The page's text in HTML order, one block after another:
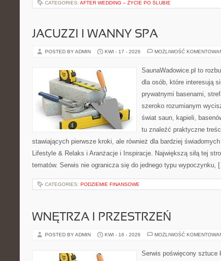
CATEGORIES: AFTER WEDDING – ŻYCIE PO ŚLUBIE
JACUZZI I WANNY SPA
POSTED BY ADMIN KWI - 17 - 2026 MOŻLIWOŚĆ
SaunaWadowice.pl to
dla osób, które interesują
prywatnymi basenami,
szeroko rozumianym
świat saun, kąpieli,
tu znaleźć praktyczne
stawiających pierwsze kroki, ale również dla bardziej
Lifestyle & Relaks i Aranżacje i Inspiracje. Największą siłą tej
tematów. Serwis nie ogranicza się do jednego typu wypoczynku,
CATEGORIES: PODZIEMIE FINANSOWE
WNĘTRZA I PRZESTRZEŃ
POSTED BY ADMIN KWI - 16 - 2026 MOŻLIWOŚĆ
Serwis poświęcony sztuce